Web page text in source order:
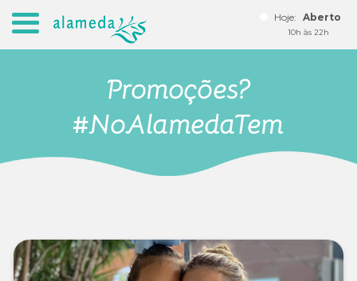
Hoje: Aberto
10h às 22h
Promoções?
#NoAlamedaTem